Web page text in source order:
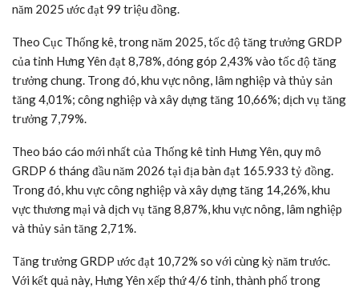
năm 2025 ước đạt 99 triệu đồng.
Theo Cục Thống kê, trong năm 2025, tốc độ tăng trưởng GRDP
của tỉnh Hưng Yên đạt 8,78%, đóng góp 2,43% vào tốc độ tăng
trưởng chung. Trong đó, khu vực nông, lâm nghiệp và thủy sản
tăng 4,01%; công nghiệp và xây dựng tăng 10,66%; dịch vụ tăng
trưởng 7,79%.
Theo báo cáo mới nhất của Thống kê tỉnh Hưng Yên, quy mô
GRDP 6 tháng đầu năm 2026 tại địa bàn đạt 165.933 tỷ đồng.
Trong đó, khu vực công nghiệp và xây dựng tăng 14,26%, khu
vực thương mại và dịch vụ tăng 8,87%, khu vực nông, lâm nghiệp
và thủy sản tăng 2,71%.
Tăng trưởng GRDP ước đạt 10,72% so với cùng kỳ năm trước.
Với kết quả này, Hưng Yên xếp thứ 4/6 tỉnh, thành phố trong